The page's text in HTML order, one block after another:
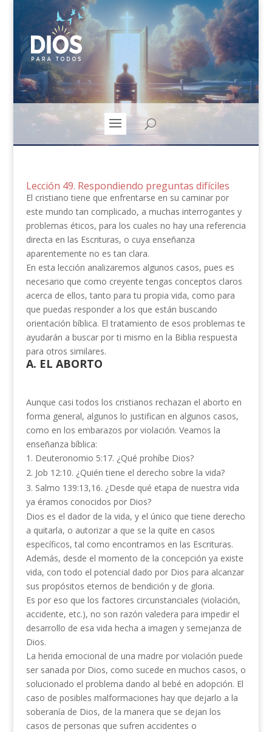
Lección 49. Respondiendo preguntas difíciles
El cristiano tiene que enfrentarse en su caminar por
este mundo tan complicado, a muchas interrogantes y
problemas éticos, para los cuales no hay una referencia
directa en las Escrituras, o cuya enseñanza
aparentemente no es tan clara.
En esta lección analizaremos algunos casos, pues es
necesario que como creyente tengas conceptos claros
acerca de ellos, tanto para tu propia vida, como para
que puedas responder a los que están buscando
orientación bíblica. El tratamiento de esos problemas te
ayudarán a buscar por ti mismo en la Biblia respuesta
para otros similares.
A. EL ABORTO
Aunque casi todos los cristianos rechazan el aborto en
forma general, algunos lo justifican en algunos casos,
como en los embarazos por violación. Veamos la
enseñanza bíblica:
1. Deuteronomio 5:17. ¿Qué prohíbe Dios?
2. Job 12:10. ¿Quién tiene el derecho sobre la vida?
3. Salmo 139:13,16. ¿Desde qué etapa de nuestra vida
ya éramos conocidos por Dios?
Dios es el dador de la vida, y el único que tiene derecho
a quitarla, o autorizar a que se la quite en casos
específicos, tal como encontramos en las Escrituras.
Además, desde el momento de la concepción ya existe
vida, con todo el potencial dado por Dios para alcanzar
sus propósitos eternos de bendición y de gloria.
Es por eso que los factores circunstanciales (violación,
accidente, etc.), no son razón valedera para impedir el
desarrollo de esa vida hecha a imagen y semejanza de
Dios.
La herida emocional de una madre por violación puede
ser sanada por Dios, como sucede en muchos casos, o
solucionado el problema dando al bebé en adopción. El
caso de posibles malformaciones hay que dejarlo a la
soberanía de Dios, de la manera que se dejan los
casos de personas que sufren accidentes o